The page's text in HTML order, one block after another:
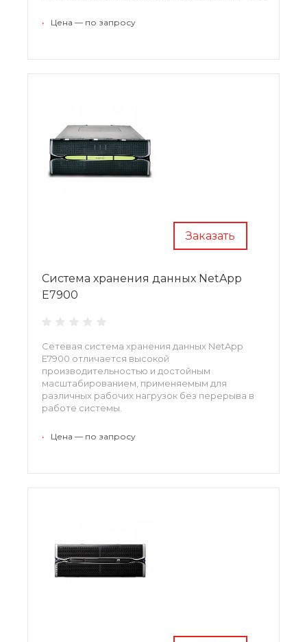
• Цена — по запросу
Заказать
Система хранения данных NetApp
E7900
Сетевая система хранения данных NetApp
E7900 отличается высокой
производительностью и достойным
масштабированием, применяемым для
различных рабочих нагрузок без перерыва в
работе системы.
• Цена — по запросу